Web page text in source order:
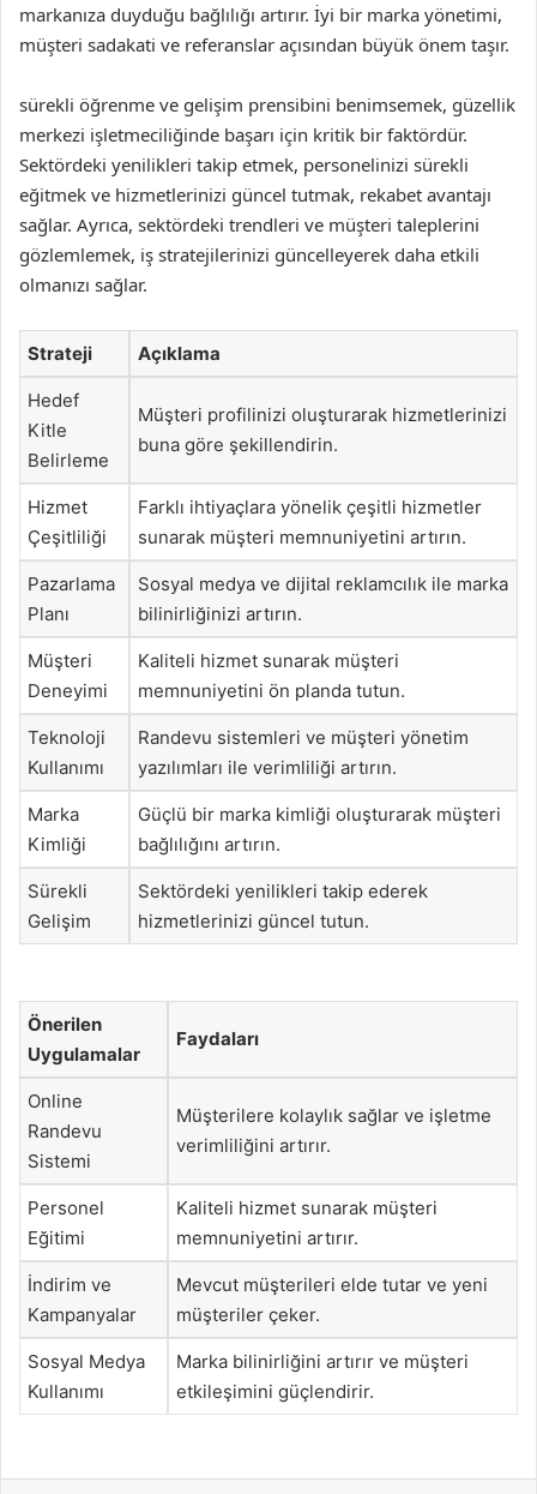
markanıza duyduğu bağlılığı artırır. İyi bir marka yönetimi,
müşteri sadakati ve referanslar açısından büyük önem taşır.
sürekli öğrenme ve gelişim prensibini benimsemek, güzellik
merkezi işletmeciliğinde başarı için kritik bir faktördür.
Sektördeki yenilikleri takip etmek, personelinizi sürekli
eğitmek ve hizmetlerinizi güncel tutmak, rekabet avantajı
sağlar. Ayrıca, sektördeki trendleri ve müşteri taleplerini
gözlemlemek, iş stratejilerinizi güncelleyerek daha etkili
olmanızı sağlar.
Strateji Açıklama
Hedef
Kitle
Belirleme
Müşteri profilinizi oluşturarak hizmetlerinizi
buna göre şekillendirin.
Hizmet
Çeşitliliği
Farklı ihtiyaçlara yönelik çeşitli hizmetler
sunarak müşteri memnuniyetini artırın.
Pazarlama
Planı
Sosyal medya ve dijital reklamcılık ile marka
bilinirliğinizi artırın.
Müşteri
Deneyimi
Kaliteli hizmet sunarak müşteri
memnuniyetini ön planda tutun.
Teknoloji
Kullanımı
Randevu sistemleri ve müşteri yönetim
yazılımları ile verimliliği artırın.
Marka
Kimliği
Güçlü bir marka kimliği oluşturarak müşteri
bağlılığını artırın.
Sürekli
Gelişim
Sektördeki yenilikleri takip ederek
hizmetlerinizi güncel tutun.
Önerilen
Uygulamalar
Faydaları
Online
Randevu
Sistemi
Müşterilere kolaylık sağlar ve işletme
verimliliğini artırır.
Personel
Eğitimi
Kaliteli hizmet sunarak müşteri
memnuniyetini artırır.
İndirim ve
Kampanyalar
Mevcut müşterileri elde tutar ve yeni
müşteriler çeker.
Sosyal Medya
Kullanımı
Marka bilinirliğini artırır ve müşteri
etkileşimini güçlendirir.